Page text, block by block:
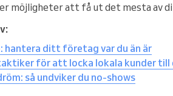
möjligheter att få ut det mesta av
hantera ditt företag var du än är
för att locka lokala kunder till
så undviker du no-shows